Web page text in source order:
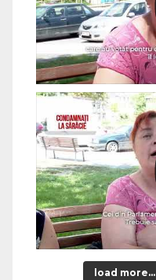
load more...